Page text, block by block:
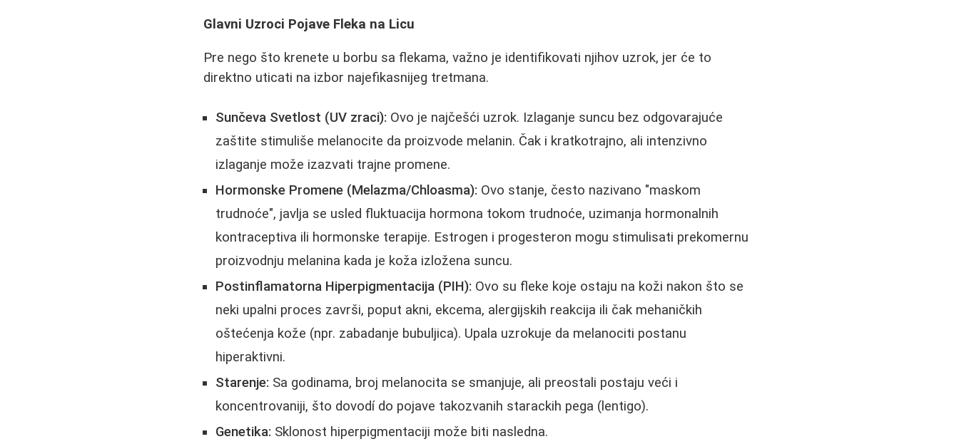
Glavni Uzroci Pojave Fleka na Licu
Pre nego što krenete u borbu sa flekama, važno je identifikovati njihov uzrok, jer će to
direktno uticati na izbor najefikasnijeg tretmana.
Sunčeva Svetlost (UV zraci): Ovo je najčešći uzrok. Izlaganje suncu bez odgovarajuće
zaštite stimuliše melanocite da proizvode melanin. Čak i kratkotrajno, ali intenzivno
izlaganje može izazvati trajne promene.
Hormonske Promene (Melazma/Chloasma): Ovo stanje, često nazivano "maskom
trudnoće", javlja se usled fluktuacija hormona tokom trudnoće, uzimanja hormonalnih
kontraceptiva ili hormonske terapije. Estrogen i progesteron mogu stimulisati prekomernu
proizvodnju melanina kada je koža izložena suncu.
Postinflamatorna Hiperpigmentacija (PIH): Ovo su fleke koje ostaju na koži nakon što se
neki upalni proces završi, poput akni, ekcema, alergijskih reakcija ili čak mehaničkih
oštećenja kože (npr. zabadanje bubuljica). Upala uzrokuje da melanociti postanu
hiperaktivni.
Starenje: Sa godinama, broj melanocita se smanjuje, ali preostali postaju veći i
koncentrovaniji, što dovodí do pojave takozvanih starackih pega (lentigo).
Genetika: Sklonost hiperpigmentaciji može biti nasledna.